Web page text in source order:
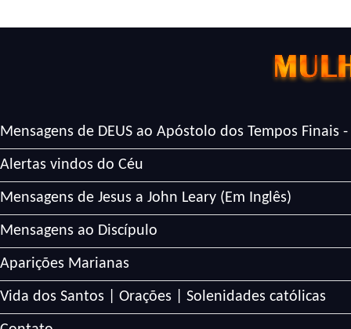
Mensagens de DEUS ao Apóstolo dos Tempos Finais -
Alertas vindos do Céu
Mensagens de Jesus a John Leary (Em Inglês)
Mensagens ao Discípulo
Aparições Marianas
Vida dos Santos | Orações | Solenidades católicas